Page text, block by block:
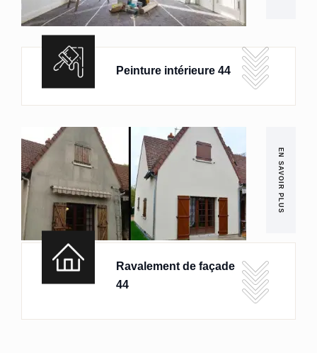
Peinture intérieure 44
EN SAVOIR PLUS
Ravalement de façade
44